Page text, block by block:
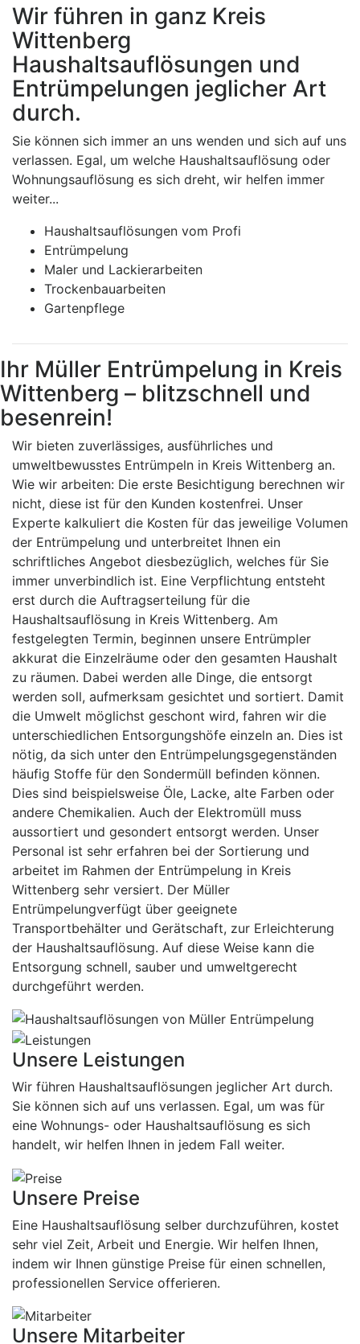
Wir führen in ganz Kreis
Wittenberg
Haushaltsauflösungen und
Entrümpelungen jeglicher Art
durch.
Sie können sich immer an uns wenden und sich auf uns
verlassen. Egal, um welche Haushaltsauflösung oder
Wohnungsauflösung es sich dreht, wir helfen immer
weiter...
Haushaltsauflösungen vom Profi
Entrümpelung
Maler und Lackierarbeiten
Trockenbauarbeiten
Gartenpflege
Ihr Müller Entrümpelung in Kreis
Wittenberg – blitzschnell und
besenrein!
Wir bieten zuverlässiges, ausführliches und
umweltbewusstes Entrümpeln in Kreis Wittenberg an.
Wie wir arbeiten: Die erste Besichtigung berechnen wir
nicht, diese ist für den Kunden kostenfrei. Unser
Experte kalkuliert die Kosten für das jeweilige Volumen
der Entrümpelung und unterbreitet Ihnen ein
schriftliches Angebot diesbezüglich, welches für Sie
immer unverbindlich ist. Eine Verpflichtung entsteht
erst durch die Auftragserteilung für die
Haushaltsauflösung in Kreis Wittenberg. Am
festgelegten Termin, beginnen unsere Entrümpler
akkurat die Einzelräume oder den gesamten Haushalt
zu räumen. Dabei werden alle Dinge, die entsorgt
werden soll, aufmerksam gesichtet und sortiert. Damit
die Umwelt möglichst geschont wird, fahren wir die
unterschiedlichen Entsorgungshöfe einzeln an. Dies ist
nötig, da sich unter den Entrümpelungsgegenständen
häufig Stoffe für den Sondermüll befinden können.
Dies sind beispielsweise Öle, Lacke, alte Farben oder
andere Chemikalien. Auch der Elektromüll muss
aussortiert und gesondert entsorgt werden. Unser
Personal ist sehr erfahren bei der Sortierung und
arbeitet im Rahmen der Entrümpelung in Kreis
Wittenberg sehr versiert. Der Müller
Entrümpelungverfügt über geeignete
Transportbehälter und Gerätschaft, zur Erleichterung
der Haushaltsauflösung. Auf diese Weise kann die
Entsorgung schnell, sauber und umweltgerecht
durchgeführt werden.
Unsere Leistungen
Wir führen Haushaltsauflösungen jeglicher Art durch.
Sie können sich auf uns verlassen. Egal, um was für
eine Wohnungs- oder Haushaltsauflösung es sich
handelt, wir helfen Ihnen in jedem Fall weiter.
Unsere Preise
Eine Haushaltsauflösung selber durchzuführen, kostet
sehr viel Zeit, Arbeit und Energie. Wir helfen Ihnen,
indem wir Ihnen günstige Preise für einen schnellen,
professionellen Service offerieren.
Unsere Mitarbeiter